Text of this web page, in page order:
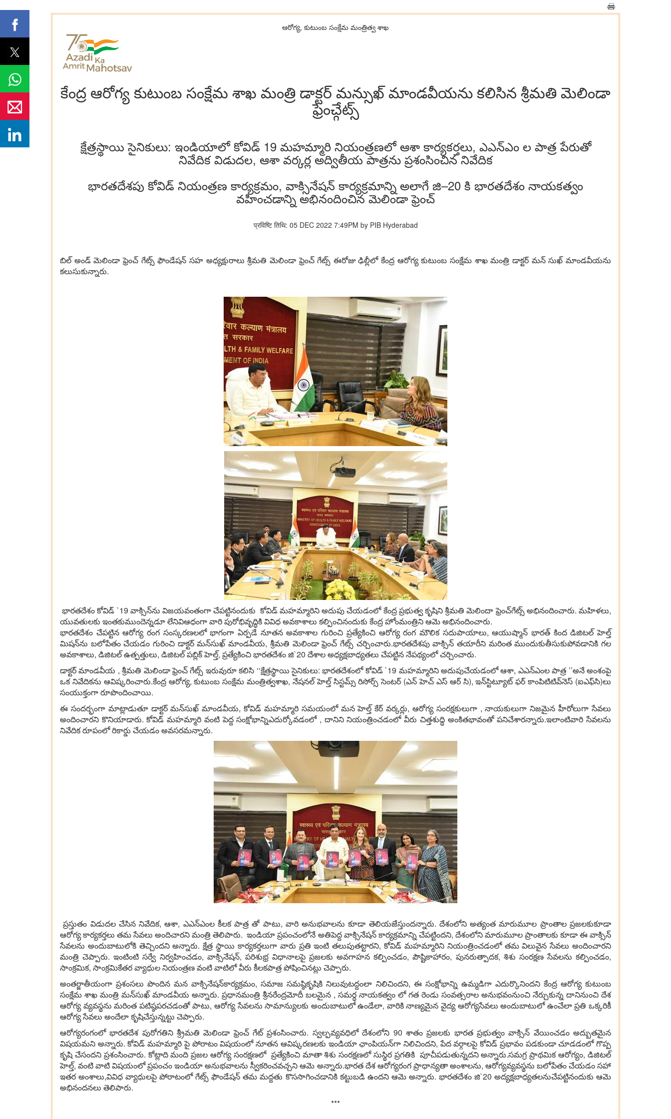
ఆరోగ్య, కుటుంబ సంక్షేమ‌ మంత్రిత్వ శాఖ
కేంద్ర ఆరోగ్య కుటుంబ సంక్షేమ శాఖ మంత్రి డాక్టర్ మన్సుఖ్ మాండవీయను కలిసిన శ్రీమతి మెలిండా
ఫ్రెంచ్గేట్స్
క్షేత్రస్థాయి సైనికులు: ఇండియాలో కోవిడ్ 19 మహమ్మారి నియంత్రణలో ఆశా కార్యకర్తలు, ఎఎన్ఎం ల పాత్ర పేరుతో
నివేదిక విడుదల, ఆశా వర్కర్ల అద్వితీయ పాత్రను ప్రశంసించిన నివేదిక
భారతదేశపు కోవిడ్ నియంత్రణ కార్యక్రమం, వాక్సినేషన్ కార్యక్రమాన్ని అలాగే జి–20 కి భారతదేశం నాయకత్వం
వహించడాన్ని అభినందించిన మెలిండా ఫ్రెంచ్
प्रविष्टि तिथि: 05 DEC 2022 7:49PM by PIB Hyderabad
బిల్ అండ్ మెలిండా ఫ్రెంచ్ గేట్స్ ఫౌండేషన్ సహ అధ్యక్షురాలు శ్రీమతి మెలిండా ఫ్రెంచ్ గేట్స్ ఈరోజు ఢిల్లీలో కేంద్ర ఆరోగ్య కుటుంబ సంక్షేమ శాఖ మంత్రి డాక్టర్ మన్ సుఖ్ మాండవీయను
కలుసుకున్నారు.
భారతదేశం కోవిడ్‌ `19 వాక్సిన్‌ను విజయవంతంగా చేపట్టినందుకు కోవిడ్‌ మహమ్మారిని అదుపు చేయడంలో కేంద్ర ప్రభుత్వ కృషిని శ్రీమతి మెలిందా ఫ్రెంచ్‌గేట్స్‌ అభినందించారు. మహిళలు,
యువతులకు ఇంతకుముందెన్నడూ లేనివిఆధంగా వారి పురోభివృద్ధికి వివిధ అవకాశాలు కల్పించినందుకు కేంద్ర హోంమంత్రిని ఆమె అభినందించారు.
భారతదేశం చేపట్టిన ఆరోగ్య రంగ సంస్కరణలలో భాగంగా ఏర్పడే నూతన అవకాశాల గురించి ప్రత్యేకించి ఆరోగ్య రంగ మౌలిక సదుపాయాలు, ఆయుష్మాన్‌ భారత్‌ కింద డిజిటల్‌ హెల్త్‌
మిషన్‌ను బలోపేతం చేయడం గురించి డాక్టర్‌ మన్‌సుఖ్‌ మాండవీయ, శ్రీమతి మెలిండా ఫ్రెంచ్‌ గేట్స్‌ చర్చించారు.భారతదేశపు వాక్సిన్‌ తయారీని మరింత ముందుకుతీసుకుపోవడానికి గల
అవకాశాలు, డిజిటల్‌ ఉత్పత్తులు, డిజిటల్‌ పబ్లిక్‌ హెల్త్‌, ప్రత్యేకించి భారతదేశం జి`20 దేశాల అధ్యక్షబాధ్యతలు చేపట్టిన నేపథ్యంలో చర్చించారు.
డాక్టర్‌ మాండవీయ , శ్రీమతి మెలిండా ఫ్రెంచ్‌ గేట్స్‌ ఇరువురూ కలిసి ‘‘క్షేత్రస్థాయి సైనికులు: భారతదేశంలో కోవిడ్‌ `19 మహమ్మారిని అదుపుచేయడంలో ఆశా, ఎఎన్‌ఎంల పాత్ర ’’అనే అంశంపై
ఒక నివేదికను ఆవిష్కరించారు.కేంద్ర ఆరోగ్య, కుటుంబ సంక్షేమ మంత్రిత్వశాఖ, నేషనల్‌ హెల్త్‌ సిస్టమ్స్‌ రిసోర్స్‌ సెంటర్‌ (ఎన్‌ హెచ్‌ ఎస్‌ ఆర్‌ సి), ఇన్‌స్టిట్యూట్‌ ఫర్‌ కాంపిటిటివ్‌నెస్‌ (ఐఎఫ్‌సి)లు
సంయుక్తంగా రూపొందించాయి.
ఈ సందర్భంగా మాట్లాడుతూ డాక్టర్‌ మన్‌సుఖ్‌ మాండవీయ, కోవిడ్‌ మహమ్మారి సమయంలో మన హెల్త్‌ కేర్‌ వర్కర్లు, ఆరోగ్య సంరక్షకులుగా , నాయకులుగా నిజమైన హీరోలుగా సేవలు
అందించారని కొనియాడారు. కోవిడ్‌ మహమ్మారి వంటి పెద్ద సంక్షోభాన్నిఎదుర్కోవడంలో , దానిని నియంత్రించడంలో వీరు చిత్తశుద్ధి అంకితభావంతో పనిచేశారన్నారు.ఇలాంటివారి సేవలను
నివేదిక రూపంలో రికార్డు చేయడం అవసరమన్నారు.
ప్రస్తుతం విడుదల చేసిన నివేదిక, ఆశా, ఎఎన్‌ఎంల కీలక పాత్ర తో పాటు, వారి అనుభవాలను కూడా తెలియజేస్తుందన్నారు. దేశంలోని అత్యంత మారుమూల ప్రాంతాల ప్రజలకుకూడా
ఆరోగ్య కార్యకర్తలు తమ సేవలు అందిచారని మంత్రి తెలిపారు. ఇండియా ప్రపంచంలోనే అతిపెద్ద వాక్సినేషన్‌ కార్యక్రమాన్ని చేపట్టిందని, దేశంలోని మారుమూల ప్రాంతాలకు కూడా ఈ వాక్సిన్‌
సేవలను అందుబాటులోకి తెచ్చిందని అన్నారు. క్షేత్ర స్థాయి కార్యకర్తలుగా వారు ప్రతి ఇంటి తలుపుతట్టారని, కోవిడ్‌ మహమ్మారిని నియంత్రించడంలో తమ విలువైన సేవలు అందించారని
మంత్రి చెప్పారు. ఇంటింటి సర్వే నిర్వహించడం, వాక్సినేషన్‌, పరిశుభ్ర విధానాలపై ప్రజలకు అవగాహన కల్పించడం, పౌష్టికాహారం, పునరుత్పాదక, శిశు సంరక్షణ సేవలను కల్పించడం,
సాంక్రమిక, సాంక్రమికేతర వ్యాధుల నియంత్రణ వంటి వాటిలో వీరు కీలకపాత్ర పోషించినట్లు చెప్పారు.
అంతర్జాతీయంగా ప్రశంసలు పొందిన మన వాక్సినేషన్‌కార్యక్రమం, సమాజ సమష్ఠికృషికి నిలువుటద్దంలా నిలిచిందని, ఈ సంక్షోభాన్ని ఉమ్మడిగా ఎదుర్కొనిందని కేంద్ర ఆరోగ్య కుటుంబ
సంక్షేమ శాఖ మంత్రి మన్‌సుఖ్‌ మాండవీయ అన్నారు. ప్రధానమంత్రి శ్రీనరేంద్రమోదీ బలమైన , సమర్ధ నాయకత్వం లో గత రెండు సంవత్సరాల అనుభవంనుంచి నేర్చుకున్న దానినుంచి దేశ
ఆరోగ్య వ్యవస్థను మరింత పటిష్ఠపరచడంతో పాటు, ఆరోగ్య సేవలను సామాన్యులకు అందుబాటులో ఉండేలా, వారికి నాణ్యమైన వైద్య ఆరోగ్యసేవలు అందుబాటులో ఉంచేలా ప్రతి ఒక్కరికీ
ఆరోగ్య సేవలు అందేలా కృషిచేస్తున్నట్టు చెప్పారు.
ఆరోగ్యరంగంలో భారతదేశ పురోగతిని శ్ర్రీమతి మెలిండా ఫ్రెంచ్‌ గేట్‌ ప్రశంసించారు. స్వల్పవ్యవధిలో దేశంలోని 90 శాతం ప్రజలకు భారత ప్రభుత్వం వాక్సిన్‌ వేయించడం అద్బుతమైన
విషయమని అన్నారు. కోవిడ్‌ మహమ్మారి పై పోరాటం విషయంలో నూతన ఆవిష్కరణలకు ఇండియా ఛాంపియన్‌గా నిలిచిందని, పేద వర్గాలపై కోవిడ్‌ ప్రభావం పడకుండా చూడడంలో గొప్ప
కృషి చేసందని ప్రశంసించారు. కోట్లాది మంది ప్రజల ఆరోగ్య సంరక్షణలో ప్రత్యేకించి మాతా శిశు సంరక్షణలో సుస్థిర ప్రగతికి పూచీపడుతున్నదని అన్నారు.సమగ్ర ప్రాథమిక ఆరోగ్యం, డిజిటల్‌
హెల్త్‌, వంటి వాటి విషయంలో ప్రపంచం ఇండియా అనుభవాలను స్వీకరించవచ్చని ఆమె అన్నారు.భారత దేశ ఆరోగ్యరంగ ప్రాధాన్యతా అంశాలను, ఆరోగ్యవ్యవస్థను బలోపేతం చేయడం సహా
ఇతర అంశాలు,వివిధ వ్యాధులపై పోరాటంలో గేట్స్‌ ఫౌండేషన్‌ తమ మద్దతు కొససాగించడానికి కట్టుబడి ఉందని ఆమె అన్నారు. భారతదేశం జి`20 అద్యక్షబాధ్యతలనుచేపట్టినందుకు ఆమె
అభినందనలు తెలిపారు.
***